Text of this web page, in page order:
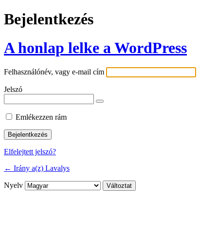
Bejelentkezés
A honlap lelke a WordPress
Felhasználónév, vagy e-mail cím
Jelszó
Emlékezzen rám
Elfelejtett jelszó?
← Irány a(z) Lavalys
Nyelv